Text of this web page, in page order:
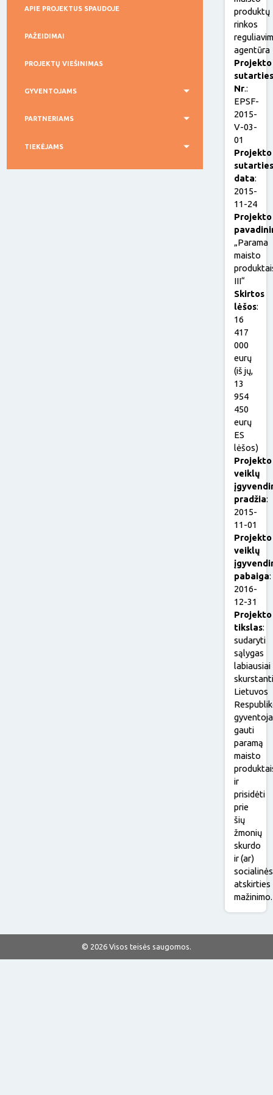
APIE PROJEKTUS SPAUDOJE
PAŽEIDIMAI
PROJEKTŲ VIEŠINIMAS
GYVENTOJAMS
PARTNERIAMS
TIEKĖJAMS
produktų
rinkos
agentūra
Projekto
Nr.:
EPSF-
2015-
V-03-
01
Projekto
data:
2015-
11-24
Projekto
„Parama
maisto
III“
Skirtos
lėšos:
16
417
000
eurų
(iš jų,
13
954
450
eurų
ES
lėšos)
Projekto
veiklų
pradžia:
2015-
11-01
Projekto
veiklų
pabaiga:
2016-
12-31
Projekto
tikslas:
sudaryti
sąlygas
labiausiai
Lietuvos
gauti
paramą
maisto
ir
prisidėti
prie
šių
žmonių
skurdo
ir (ar)
socialinės
atskirties
mažinimo.
© 2026 Visos teisės saugomos.